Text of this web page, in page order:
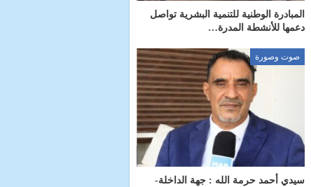
المبادرة الوطنية للتنمية البشرية تواصل
دعمها للأنشطة المدرة…
صوت وصورة
سيدي أحمد حرمة الله : جهة الداخلة-